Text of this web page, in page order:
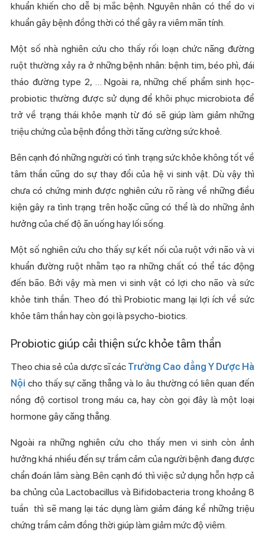
khuẩn khiến cho dễ bị mắc bệnh. Nguyên nhân có thể do vi
khuẩn gây bệnh đồng thời có thể gây ra viêm mãn tính.
Một số nhà nghiên cứu cho thấy rối loạn chức năng đường
ruột thường xảy ra ở những bệnh nhân: bệnh tim, béo phì, đái
tháo đường type 2, … Ngoài ra, những chế phẩm sinh học-
probiotic thường được sử dụng để khôi phục microbiota để
trở về trạng thái khỏe mạnh từ đó sẽ giúp làm giảm những
triệu chứng của bệnh đồng thời tăng cường sức khoẻ.
Bên cạnh đó những người có tình trạng sức khỏe không tốt về
tâm thần cũng do sự thay đổi của hệ vi sinh vật. Dù vậy thì
chưa có chứng minh được nghiên cứu rõ ràng về những điều
kiện gây ra tình trạng trên hoặc cũng có thể là do những ảnh
hưởng của chế độ ăn uống hay lối sống.
Một số nghiên cứu cho thấy sự kết nối của ruột với não và vi
khuẩn đường ruột nhằm tạo ra những chất có thể tác động
đến bão. Bởi vậy mà men vi sinh vật có lợi cho não và sức
khỏe tinh thần. Theo đó thì Probiotic mang lại lợi ích về sức
khỏe tâm thần hay còn gọi là psycho-biotics.
Probiotic giúp cải thiện sức khỏe tâm thần
Theo chia sẻ của dược sĩ các Trường Cao đẳng Y Dược Hà
Nội cho thấy sự căng thẳng và lo âu thường có liên quan đến
nồng độ cortisol trong máu ca, hay còn gọi đây là một loại
hormone gây căng thẳng.
Ngoài ra những nghiên cứu cho thấy men vi sinh còn ảnh
hưởng khá nhiều đến sự trầm cảm của người bệnh đang được
chẩn đoán lâm sàng. Bên cạnh đó thì việc sử dụng hỗn hợp cả
ba chủng của Lactobacillus và Bifidobacteria trong khoảng 8
tuần thì sẽ mang lại tác dụng làm giảm đáng kể những triệu
chứng trầm cảm đồng thời giúp làm giảm mức độ viêm.